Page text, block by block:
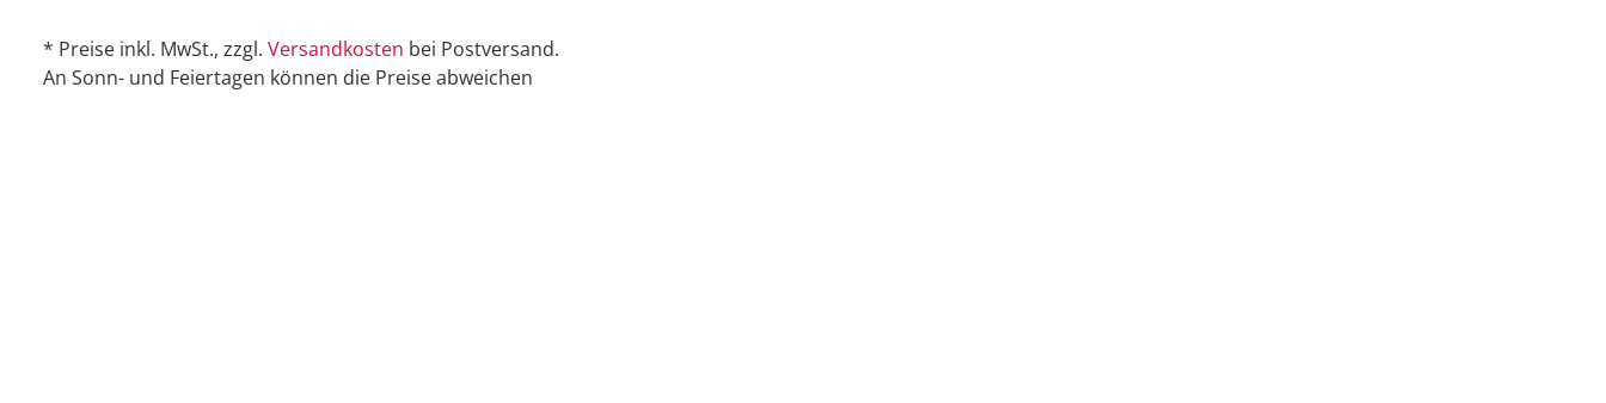
* Preise inkl. MwSt., zzgl. Versandkosten bei Postversand.
An Sonn- und Feiertagen können die Preise abweichen